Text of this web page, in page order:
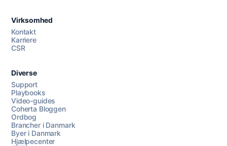
AI Campaign Assist
Virksomhed
Kontakt
Karriere
CSR
Diverse
Support
Playbooks
Video-guides
Coherta Bloggen
Ordbog
Brancher i Danmark
Byer i Danmark
Hjælpecenter